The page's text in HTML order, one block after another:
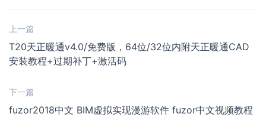
上一篇
T20天正暖通v4.0/免费版，64位/32位内附天正暖通CAD
安装教程+过期补丁+激活码
下一篇
fuzor2018中文 BIM虚拟实现漫游软件 fuzor中文视频教程